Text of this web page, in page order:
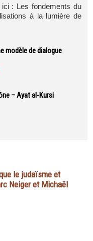
: Les fondements du
à la lumière de
modèle de dialogue
– Ayat al-Kursi
le judaïsme et
Neiger et Michaël